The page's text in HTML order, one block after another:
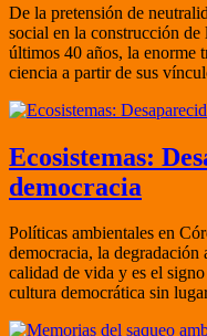
De la pretensión de
social en la construcción
últimos 40 años, la enorme
ciencia a partir de sus
Ecosistemas:
democracia
Políticas ambientales en
democracia, la
calidad de vida y es el
cultura democrática sin